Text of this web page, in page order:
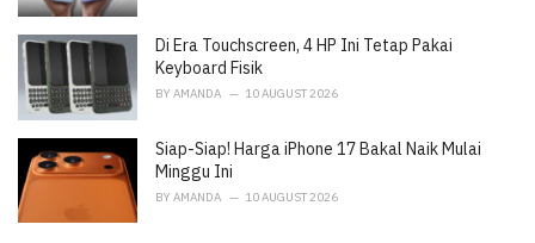
Di Era Touchscreen, 4 HP Ini Tetap Pakai
Keyboard Fisik
BY AMANDA 10 AUGUST 2026
Siap-Siap! Harga iPhone 17 Bakal Naik Mulai
Minggu Ini
BY AMANDA 10 AUGUST 2026